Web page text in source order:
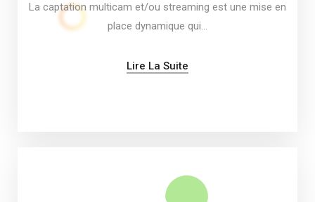
La captation multicam et/ou streaming est une mise en
place dynamique qui…
Lire La Suite